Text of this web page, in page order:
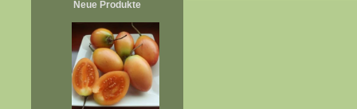
Neue Produkte